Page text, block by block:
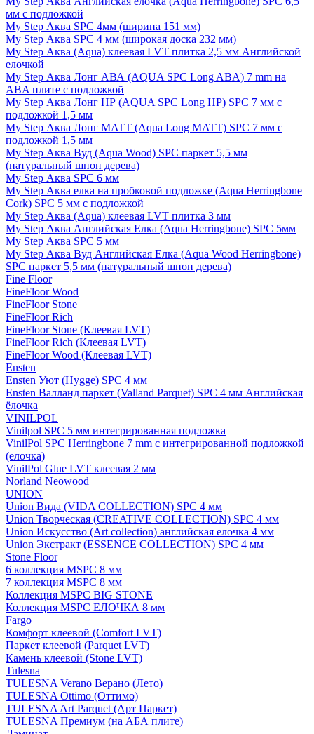
мм с подложкой
My Step Аква SPC 4мм (ширина 151 мм)
My Step Аква SPC 4 мм (широкая доска 232 мм)
My Step Аква (Aqua) клеевая LVT плитка 2,5 мм Английской
елочкой
My Step Аква Лонг АВА (AQUA SPC Long ABA) 7 mm на
ABA плите с подложкой
My Step Аква Лонг НР (AQUA SPC Long HP) SPC 7 мм с
подложкой 1,5 мм
My Step Аква Лонг MATT (Aqua Long MATT) SPC 7 мм с
подложкой 1,5 мм
My Step Аква Вуд (Aqua Wood) SPC паркет 5,5 мм
(натуральный шпон дерева)
My Step Аква SPC 6 мм
My Step Аква елка на пробковой подложке (Aqua Herringbone
Cork) SPC 5 мм с подложкой
My Step Аква (Aqua) клеевая LVT плитка 3 мм
My Step Аква Английская Елка (Aqua Herringbone) SPC 5мм
My Step Аква SPC 5 мм
My Step Аква Вуд Английская Елка (Aqua Wood Herringbone)
SPC паркет 5,5 мм (натуральный шпон дерева)
Fine Floor
FineFloor Wood
FineFloor Stone
FineFloor Rich
FineFloor Stone (Клеевая LVT)
FineFloor Rich (Клеевая LVT)
FineFloor Wood (Клеевая LVT)
Ensten
Ensten Уют (Hygge) SPC 4 мм
Ensten Валланд паркет (Valland Parquet) SPC 4 мм Английская
ёлочка
VINILPOL
Vinilpol SPC 5 мм интегрированная подложка
VinilPol SPC Herringbone 7 mm с интегрированной подложкой
(елочка)
VinilPol Glue LVT клеевая 2 мм
Norland Neowood
UNION
Union Вида (VIDA COLLECTION) SPC 4 мм
Union Творческая (CREATIVE COLLECTION) SPC 4 мм
Union Искусство (Art collection) английская елочка 4 мм
Union Экстракт (ESSENCE COLLECTION) SPC 4 мм
Stone Floor
6 коллекция MSPC 8 мм
7 коллекция MSPC 8 мм
Коллекция MSPC BIG STONE
Коллекция MSPC ЕЛОЧКА 8 мм
Fargo
Комфорт клеевой (Comfort LVT)
Паркет клеевой (Parquet LVT)
Камень клеевой (Stone LVT)
Tulesna
TULESNA Verano Верано (Лето)
TULESNA Ottimo (Оттимо)
TULESNA Art Parquet (Арт Паркет)
TULESNA Премиум (на АБА плите)